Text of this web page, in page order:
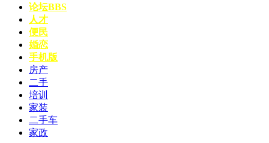
论坛BBS
人才
便民
婚恋
手机版
房产
二手
培训
家装
二手车
家政